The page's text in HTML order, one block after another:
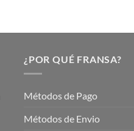
¿POR QUÉ FRANSA?
Métodos de Pago
Métodos de Envio